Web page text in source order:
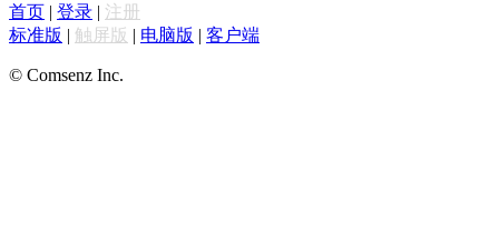
首页 | 登录 | 注册
标准版 | 触屏版 | 电脑版 | 客户端
© Comsenz Inc.